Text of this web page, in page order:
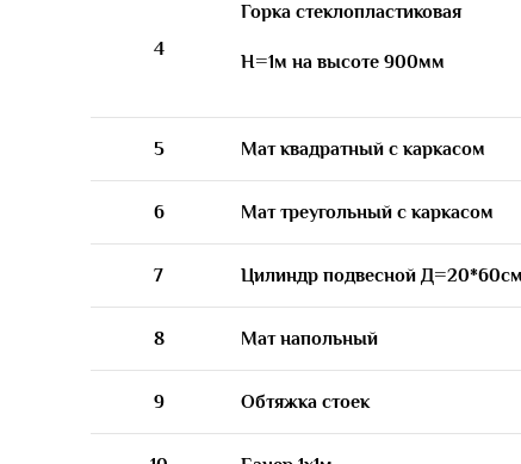
4
Горка стеклопластиковая
Н=1м на высоте 900мм
5 Мат квадратный с каркасом
6 Мат треугольный с каркасом
7 Цилиндр подвесной Д=20*60см
8 Мат напольный
9 Обтяжка стоек